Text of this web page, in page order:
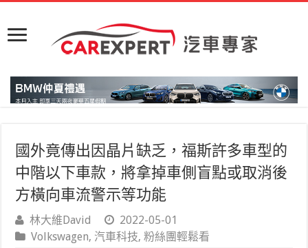
國外竟傳出因晶片缺乏，福斯許多車型的
中階以下車款，將拿掉車側盲點或取消後
方橫向車流警示等功能
林大維David
2022-05-01
Volkswagen, 汽車科技,粉絲團輕鬆看